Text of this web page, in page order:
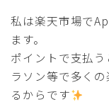
私は楽天市場で
ます。
ポイントで支払
ラソン等で多く
るからです